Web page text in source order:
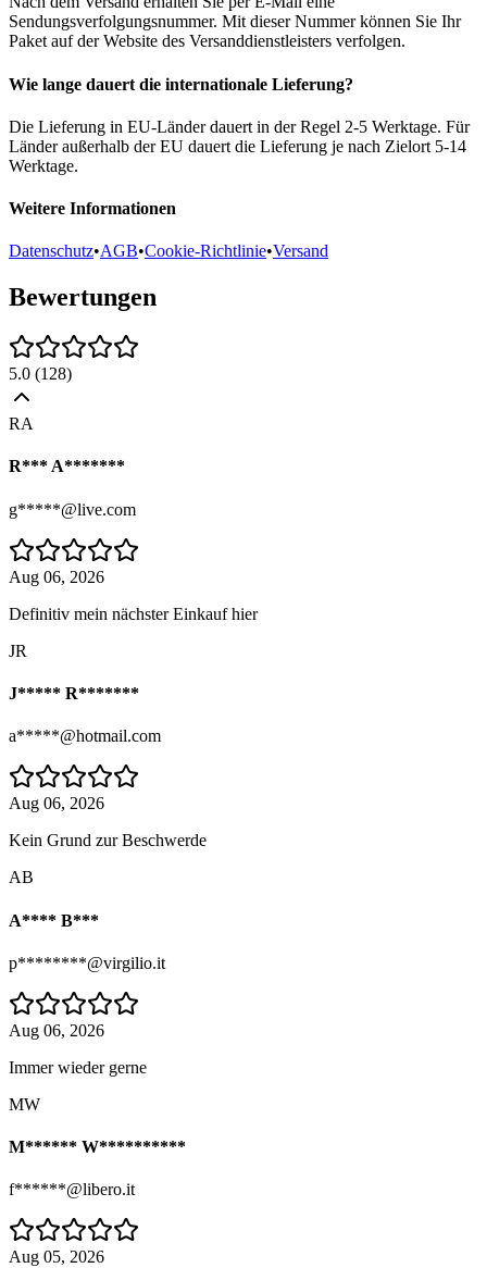
Sendungsverfolgungsnummer. Mit dieser Nummer können Sie Ihr
Paket auf der Website des Versanddienstleisters verfolgen.
Wie lange dauert die internationale Lieferung?
Die Lieferung in EU-Länder dauert in der Regel 2-5 Werktage. Für
Länder außerhalb der EU dauert die Lieferung je nach Zielort 5-14
Werktage.
Weitere Informationen
Datenschutz•AGB•Cookie-Richtlinie•Versand
Bewertungen
5.0 (128)
RA
R*** A*******
g*****@live.com
Aug 06, 2026
Definitiv mein nächster Einkauf hier
JR
J***** R*******
a*****@hotmail.com
Aug 06, 2026
Kein Grund zur Beschwerde
AB
A**** B***
p********@virgilio.it
Aug 06, 2026
Immer wieder gerne
MW
M****** W**********
f******@libero.it
Aug 05, 2026